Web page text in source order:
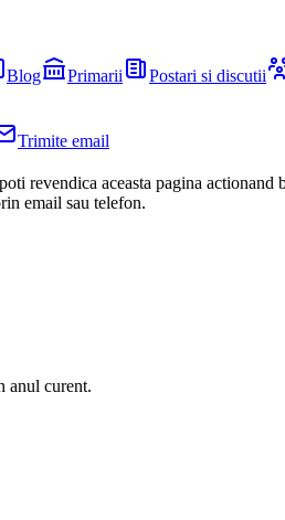
Blog Primarii Postari si discutii
Trimite email
revendica aceasta pagina
email sau telefon.
anul curent.